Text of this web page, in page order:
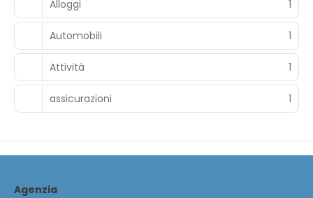
Alloggi 1
Automobili 1
Attività 1
assicurazioni 1
Agenzia